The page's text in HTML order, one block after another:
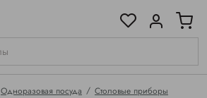
Одноразовая посуда Столовые приборы